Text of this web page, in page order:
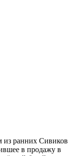
ранних Сивиков
в продажу в